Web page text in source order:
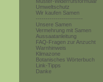
Umweltschutz
Wir kaufen Samen
------------------------
Unsere Samen
Vermehrung mit Samen
Aussaatanleitung
FAQ-Fragen zur Anzucht
Warnhinweis
Klimazone
Botanisches Wörterbuch
Link-Tipps
Danke